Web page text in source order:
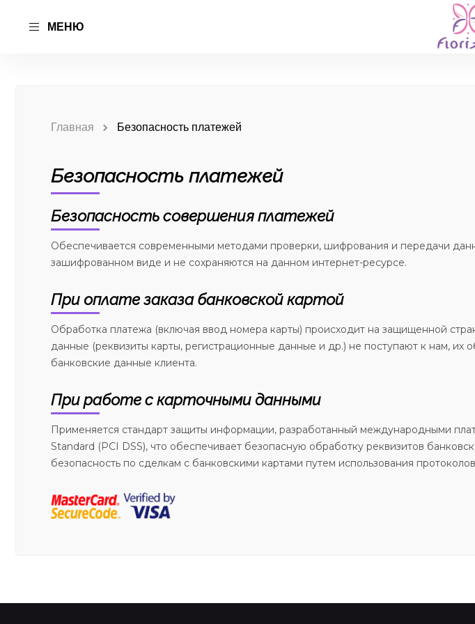
МЕНЮ
Главная Безопасность платежей
Безопасность платежей
Безопасность совершения платежей
Обеспечивается современными методами проверки, шифрования и передачи
зашифрованном виде и не сохраняются на данном интернет-ресурсе.
При оплате заказа банковской картой
Обработка платежа (включая ввод номера карты) происходит на защищенной
данные (реквизиты карты, регистрационные данные и др.) не поступают к нам,
банковские данные клиента.
При работе с карточными данными
Применяется стандарт защиты информации, разработанный международными
Standard (PCI DSS), что обеспечивает безопасную обработку реквизитов
безопасность по сделкам с банковскими картами путем использования